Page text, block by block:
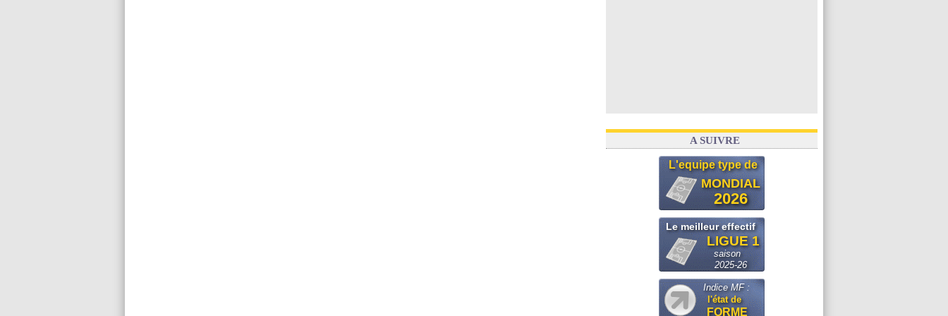
A SUIVRE
L'equipe type de
MONDIAL
2026
Le meilleur effectif
LIGUE 1
saison
2025-26
Indice MF :
l'état de
FORME